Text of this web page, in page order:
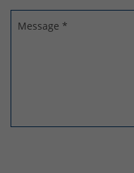
Message *